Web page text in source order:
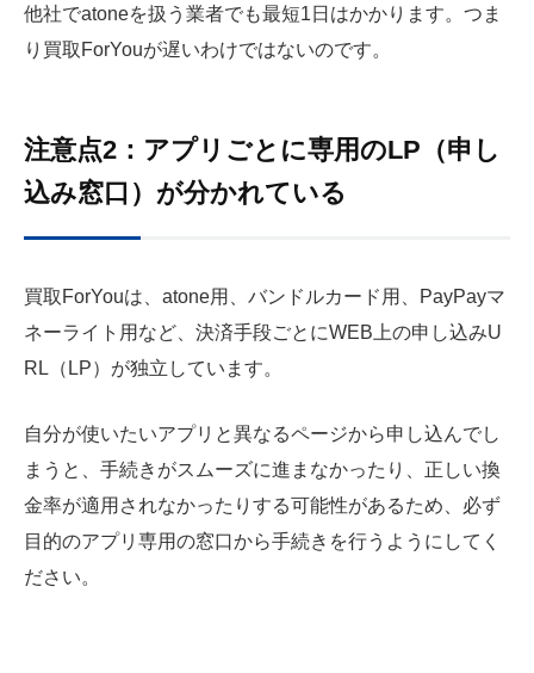
他社でatoneを扱う業者でも最短1日はかかります。つま
り買取ForYouが遅いわけではないのです。
注意点2：アプリごとに専用のLP（申し
込み窓口）が分かれている
買取ForYouは、atone用、バンドルカード用、PayPayマ
ネーライト用など、決済手段ごとにWEB上の申し込みU
RL（LP）が独立しています。
自分が使いたいアプリと異なるページから申し込んでし
まうと、手続きがスムーズに進まなかったり、正しい換
金率が適用されなかったりする可能性があるため、必ず
目的のアプリ専用の窓口から手続きを行うようにしてく
ださい。